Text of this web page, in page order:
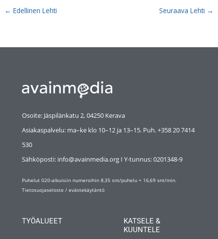
← Edellinen Lehti Seuraava Lehti →
Osoite: Jäspilänkatu 2, 04250 Kerava
Asiakaspalvelu: ma–ke klo 10–12 ja 13–15. Puh. +358 20 7414
530
Sähköposti: info@avainmedia.org I Y-tunnus:0201348-9
Puhelut 020-alkuisiin numeroihin 8,35 snt/puhelu + 16,69 snt/min.
Tietosuojaseloste / evästekäytäntö
TYÖALUEET
KATSELE &
KUUNTELE